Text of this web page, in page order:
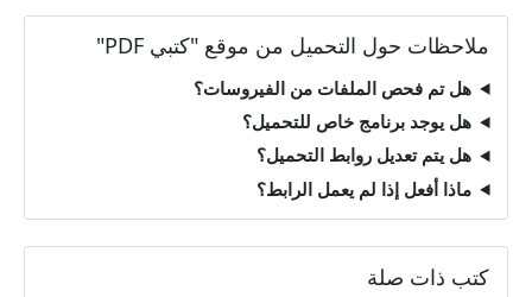
ملاحظات حول التحميل من موقع "كتبي PDF"
هل تم فحص الملفات من الفيروسات؟
هل يوجد برنامج خاص للتحميل؟
هل يتم تعديل روابط التحميل؟
ماذا أفعل إذا لم يعمل الرابط؟
كتب ذات صلة